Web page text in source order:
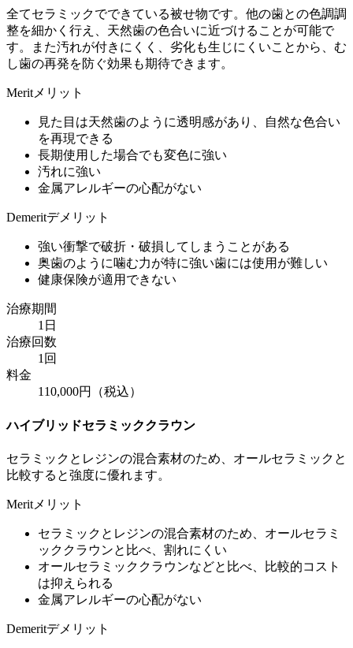
全てセラミックでできている被せ物です。他の歯との色調調
整を細かく行え、天然歯の色合いに近づけることが可能で
す。また汚れが付きにくく、劣化も生じにくいことから、む
し歯の再発を防ぐ効果も期待できます。
Merit メリット
見た目は天然歯のように透明感があり、自然な色合い
を再現できる
長期使用した場合でも変色に強い
汚れに強い
金属アレルギーの心配がない
Demeritデメリット
強い衝撃で破折・破損してしまうことがある
奥歯のように噛む力が特に強い歯には使用が難しい
健康保険が適用できない
治療期間
1日
治療回数
1回
料金
110,000円（税込）
ハイブリッドセラミッククラウン
セラミックとレジンの混合素材のため、オールセラミックと
比較すると強度に優れます。
Merit メリット
セラミックとレジンの混合素材のため、オールセラミ
ッククラウンと比べ、割れにくい
オールセラミッククラウンなどと比べ、比較的コスト
は抑えられる
金属アレルギーの心配がない
Demeritデメリット